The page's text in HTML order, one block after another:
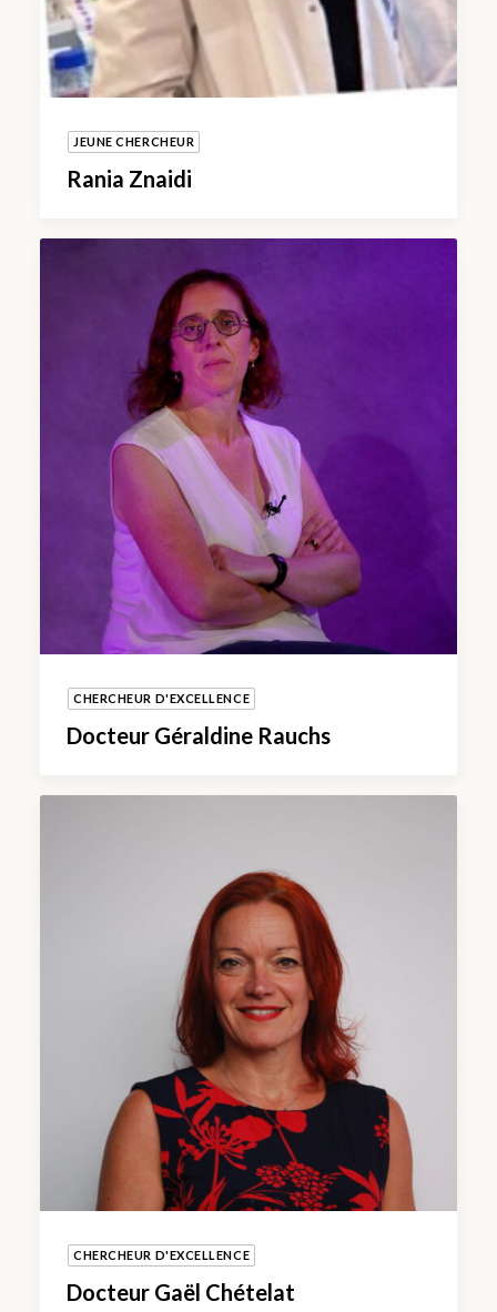
JEUNE CHERCHEUR
Rania Znaidi
CHERCHEUR D'EXCELLENCE
Docteur Géraldine Rauchs
CHERCHEUR D'EXCELLENCE
Docteur Gaël Chételat